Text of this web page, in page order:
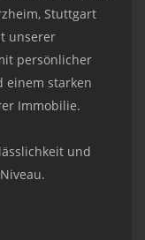
Stuttgart
unserer
persönlicher
einem starken
Immobilie.
und